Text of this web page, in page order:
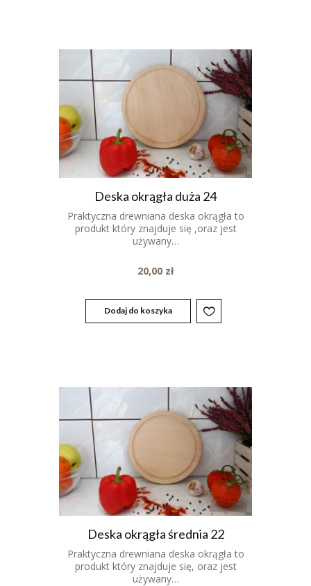
Deska okrągła duża 24
Praktyczna drewniana deska okrągła to
produkt który znajduje się ,oraz jest
używany…
20,00 zł
Dodaj do koszyka
Deska okrągła średnia 22
Praktyczna drewniana deska okrągła to
produkt który znajduje się, oraz jest
używany…